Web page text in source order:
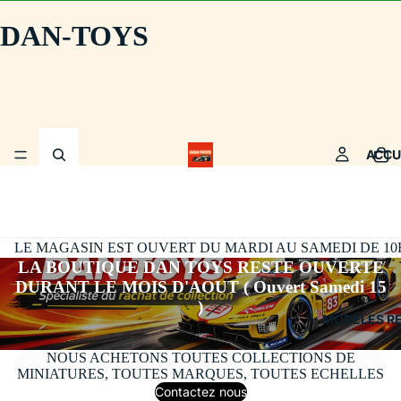
DAN-TOYS
MODÈLES
LE MAGASIN EST OUVERT DU MARDI AU SAMEDI DE
LA BOUTIQUE DAN TOYS RESTE OUVERTE
DURANT LE MOIS D'AOUT ( Ouvert Samedi 15
)
NOUS ACHETONS TOUTES COLLECTIONS DE
MINIATURES, TOUTES MARQUES, TOUTES ECHELLES
Contactez nous